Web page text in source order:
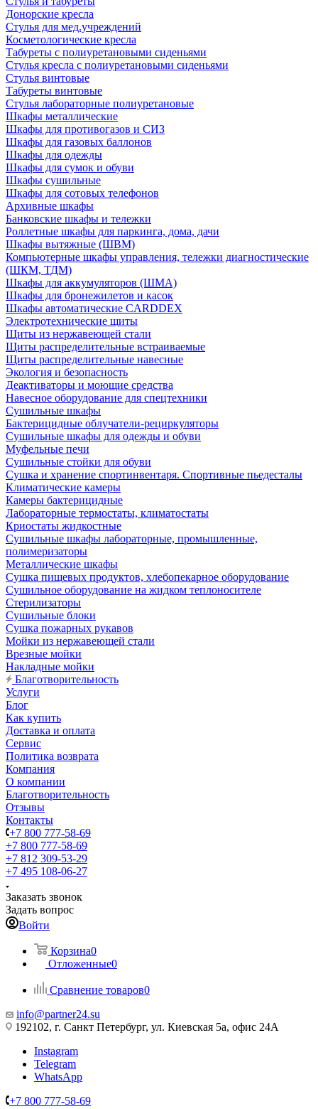
Донорские кресла
Стулья для мед.учреждений
Косметологические кресла
Табуреты с полиуретановыми сиденьями
Стулья кресла с полиуретановыми сиденьями
Стулья винтовые
Табуреты винтовые
Стулья лабораторные полиуретановые
Шкафы металлические
Шкафы для противогазов и СИЗ
Шкафы для газовых баллонов
Шкафы для одежды
Шкафы для сумок и обуви
Шкафы сушильные
Шкафы для сотовых телефонов
Архивные шкафы
Банковские шкафы и тележки
Роллетные шкафы для паркинга, дома, дачи
Шкафы вытяжные (ШВМ)
Компьютерные шкафы управления, тележки диагностические
(ШКМ, ТДМ)
Шкафы для аккумуляторов (ШМА)
Шкафы для бронежилетов и касок
Шкафы автоматические CARDDEX
Электротехнические щиты
Щиты из нержавеющей стали
Щиты распределительные встраиваемые
Щиты распределительные навесные
Экология и безопасность
Деактиваторы и моющие средства
Навесное оборудование для спецтехники
Сушильные шкафы
Бактерицидные облучатели-рециркуляторы
Сушильные шкафы для одежды и обуви
Муфельные печи
Сушильные стойки для обуви
Сушка и хранение спортинвентаря. Спортивные пьедесталы
Климатические камеры
Камеры бактерицидные
Лабораторные термостаты, климатостаты
Криостаты жидкостные
Сушильные шкафы лабораторные, промышленные,
полимеризаторы
Металлические шкафы
Сушка пищевых продуктов, хлебопекарное оборудование
Сушильное оборудование на жидком теплоносителе
Стерилизаторы
Сушильные блоки
Сушка пожарных рукавов
Мойки из нержавеющей стали
Врезные мойки
Накладные мойки
Благотворительность
Услуги
Блог
Как купить
Доставка и оплата
Сервис
Политика возврата
Компания
О компании
Благотворительность
Отзывы
Контакты
+7 800 777-58-69
+7 800 777-58-69
+7 812 309-53-29
+7 495 108-06-27
Заказать звонок
Задать вопрос
Войти
Корзина0
Отложенные0
Сравнение товаров0
info@partner24.su
192102, г. Санкт Петербург, ул. Киевская 5а, офис 24А
Instagram
Telegram
WhatsApp
+7 800 777-58-69